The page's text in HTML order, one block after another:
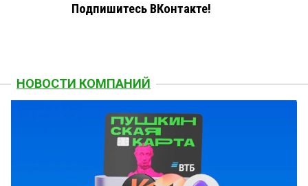
Подпишитесь ВКонтакте!
НОВОСТИ КОМПАНИЙ